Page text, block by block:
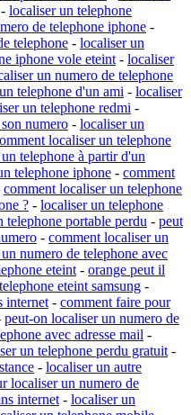
- localiser un telephone
de telephone iphone -
telephone - localiser un
iphone vole eteint - localiser
un numero de telephone
telephone d'un ami - localiser
un telephone redmi -
numero - localiser un
localiser un telephone
telephone à partir d'un
telephone iphone - comment
comment localiser un telephone
? - localiser un telephone
telephone portable perdu - peut
- comment localiser un
numero de telephone avec
eteint - orange peut il
eteint samsung -
internet - comment faire pour
peut-on localiser un numero de
avec adresse mail -
un telephone perdu gratuit -
- localiser un autre
localiser un numero de
internet - localiser un